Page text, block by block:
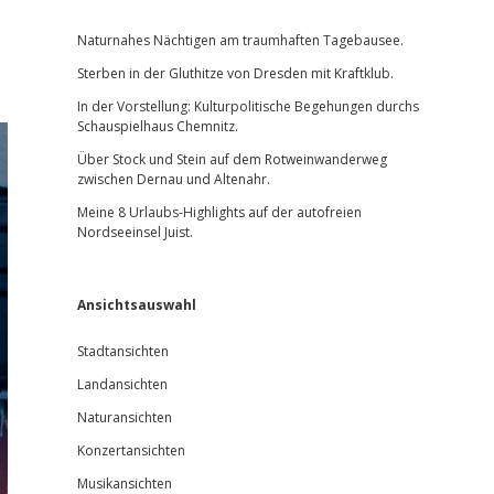
Naturnahes Nächtigen am traumhaften Tagebausee.
Sterben in der Gluthitze von Dresden mit Kraftklub.
In der Vorstellung: Kulturpolitische Begehungen durchs
Schauspielhaus Chemnitz.
Über Stock und Stein auf dem Rotweinwanderweg
zwischen Dernau und Altenahr.
Meine 8 Urlaubs-Highlights auf der autofreien
Nordseeinsel Juist.
Ansichtsauswahl
Stadtansichten
Landansichten
Naturansichten
Konzertansichten
Musikansichten